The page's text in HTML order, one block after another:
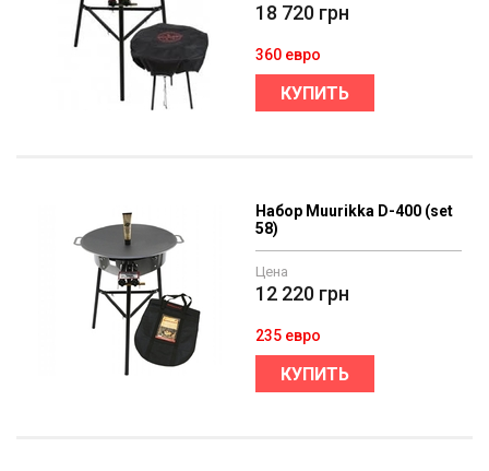
18 720 грн
360 евро
КУПИТЬ
Набор Muurikka D-400 (set
58)
Цена
12 220 грн
235 евро
КУПИТЬ